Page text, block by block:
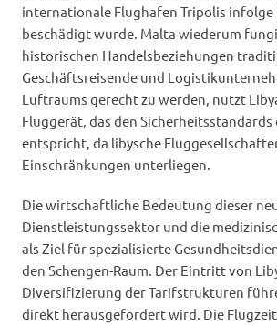
internationale Flughafen Tripolis
beschädigt wurde. Malta wiederum
historischen Handelsbeziehungen
Geschäftsreisende und
Luftraums gerecht zu werden, nutzt
Fluggerät, das den
entspricht, da libysche
Einschränkungen unterliegen.
Die wirtschaftliche Bedeutung dieser
Dienstleistungssektor und die
als Ziel für spezialisierte
den Schengen-Raum. Der Eintritt von
Diversifizierung der Tarifstrukturen
direkt herausgefordert wird. Die